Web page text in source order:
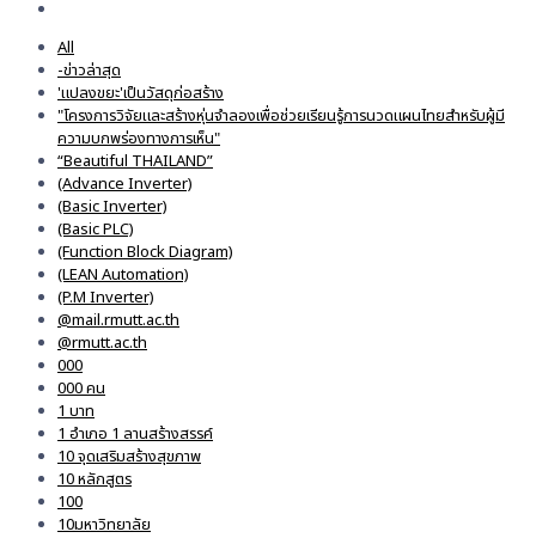
All
-ข่าวล่าสุด
'แปลงขยะ'เป็นวัสดุก่อสร้าง
"โครงการวิจัยและสร้างหุ่นจำลองเพื่อช่วยเรียนรู้การนวดแผนไทยสำหรับผู้มี
ความบกพร่องทางการเห็น"
“Beautiful THAILAND”
(Advance Inverter)
(Basic Inverter)
(Basic PLC)
(Function Block Diagram)
(LEAN Automation)
(P.M Inverter)
@mail.rmutt.ac.th
@rmutt.ac.th
000
000 คน
1 บาท
1 อำเภอ 1 ลานสร้างสรรค์
10 จุดเสริมสร้างสุขภาพ
10 หลักสูตร
100
10มหาวิทยาลัย